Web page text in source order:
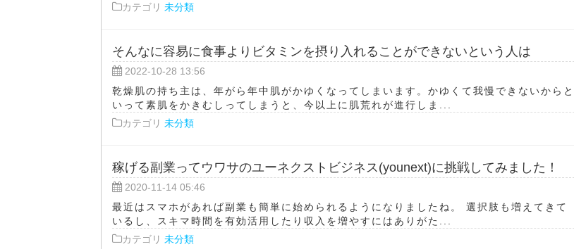
カテゴリ 未分類
そんなに容易に食事よりビタミンを摂り入れることができないという人は
2022-10-28 13:56
乾燥肌の持ち主は、年がら年中肌がかゆくなってしまいます。かゆくて我慢できないからと
いって素肌をかきむしってしまうと、今以上に肌荒れが進行しま...
カテゴリ 未分類
稼げる副業ってウワサのユーネクストビジネス(younext)に挑戦してみました！
2020-11-14 05:46
最近はスマホがあれば副業も簡単に始められるようになりましたね。 選択肢も増えてきて
いるし、スキマ時間を有効活用したり収入を増やすにはありがた...
カテゴリ 未分類